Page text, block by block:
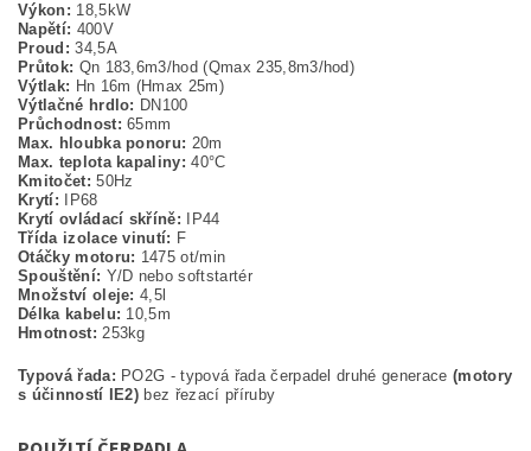
Výkon: 18,5kW
Napětí: 400V
Proud: 34,5A
Průtok: Qn 183,6m3/hod (Qmax 235,8m3/hod)
Výtlak: Hn 16m (Hmax 25m)
Výtlačné hrdlo: DN100
Průchodnost:65mm
Max. hloubka ponoru: 20m
Max. teplota kapaliny:40°C
Kmitočet: 50Hz
Krytí: IP68
Krytí ovládací skříně: IP44
Třída izolace vinutí: F
Otáčky motoru: 1475 ot/min
Spouštění: Y/D nebo softstartér
Množství oleje:4,5l
Délka kabelu: 10,5m
Hmotnost: 253kg
Typová řada: PO2G - typová řada čerpadel druhé generace (motory
s účinností IE2) bez řezací příruby